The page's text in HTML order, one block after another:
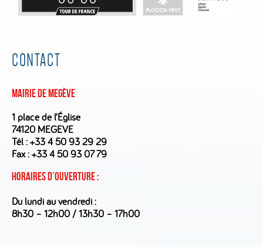
CONTACT
Mairie de Megève
1 place de l’Église
74120 MEGEVE
Tél :+33 4 50 93 29 29
Fax : +33 4 50 93 07 79
Horaires d’ouverture :
Du lundi au vendredi :
8h30 – 12h00 / 13h30 – 17h00